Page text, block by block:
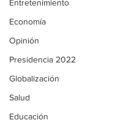
Entretenimiento
Economía
Opinión
Presidencia 2022
Globalización
Salud
Educación